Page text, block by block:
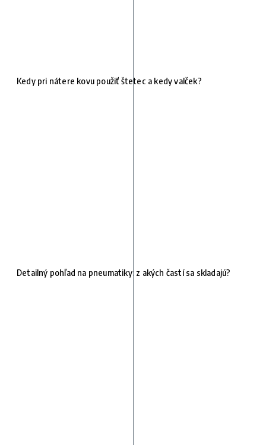
Kedy pri nátere kovu použiť štetec a kedy valček?
Detailný pohľad na pneumatiky: z akých častí sa skladajú?